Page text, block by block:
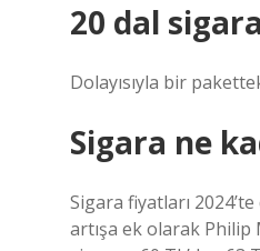
20 dal
Dolayısıyla bir
Sigara ne
Sigara fiyatları
artışa ek olarak Philip